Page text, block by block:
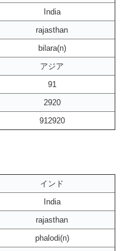
India
rajasthan
bilara(n)
アジア
91
2920
912920
インド
India
rajasthan
phalodi(n)